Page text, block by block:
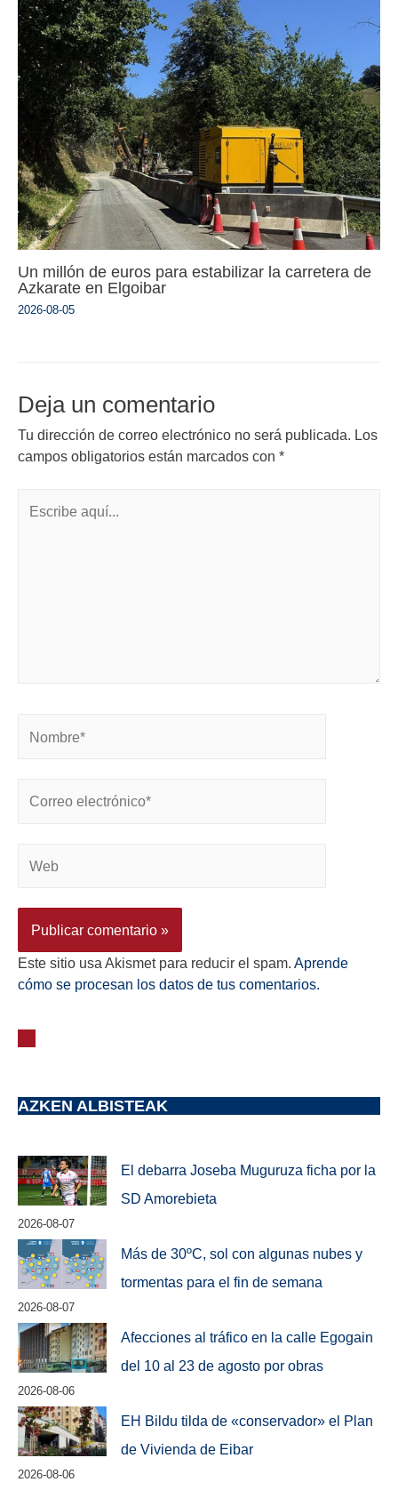
Un millón de euros para estabilizar la carretera de
Azkarate en Elgoibar
2026-08-05
Deja un comentario
Tu dirección de correo electrónico no será publicada. Los
campos obligatorios están marcados con *
Este sitio usa Akismet para reducir el spam. Aprende
cómo se procesan los datos de tus comentarios.
AZKEN ALBISTEAK
El debarra Joseba Muguruza ficha por la
SD Amorebieta
2026-08-07
Más de 30ºC, sol con algunas nubes y
tormentas para el fin de semana
2026-08-07
Afecciones al tráfico en la calle Egogain
del 10 al 23 de agosto por obras
2026-08-06
EH Bildu tilda de «conservador» el Plan
de Vivienda de Eibar
2026-08-06